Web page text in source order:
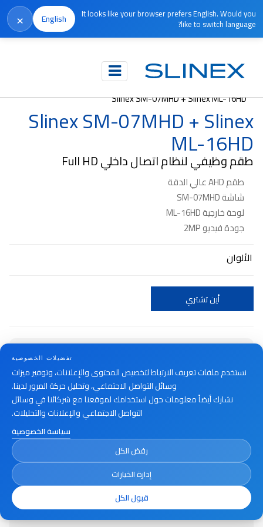
It looks like your browser prefers English. Would you
like to switch language?
English
×
الرئيسية المنتجات
طقم
Slinex SM-07MHD + Slinex ML-16HD
Slinex SM-07MHD + Slinex
ML-16HD
طقم وظيفي لنظام اتصال داخلي Full HD
طقم AHD عالي الدقة
شاشة SM-07MHD
لوحة خارجية ML-16HD
جودة فيديو 2MP
الألوان
أين تشتري
تفضيلات الخصوصية
نستخدم ملفات تعريف الارتباط لتخصيص المحتوى والإعلانات، وتوفير ميزات
وسائل التواصل الاجتماعي، وتحليل حركة المرور لدينا.
نشارك أيضاً معلومات حول استخدامك لموقعنا مع شركائنا في وسائل
التواصل الاجتماعي والإعلانات والتحليلات.
سياسة الخصوصية
رفض الكل
إدارة الخيارات
قبول الكل